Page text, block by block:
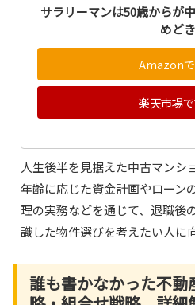
サラリーマンは50歳からが
めどき
Amazon
楽天市場
人生後半を見据えた中古マンシ
年齢に応じた資金計画やローン
理の実務などを通じて、退職後
識した物件選びを考えたい人に
誰も書かなかった不動